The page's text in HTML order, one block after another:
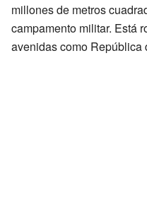
millones de metros
campamento militar. Está
avenidas como República